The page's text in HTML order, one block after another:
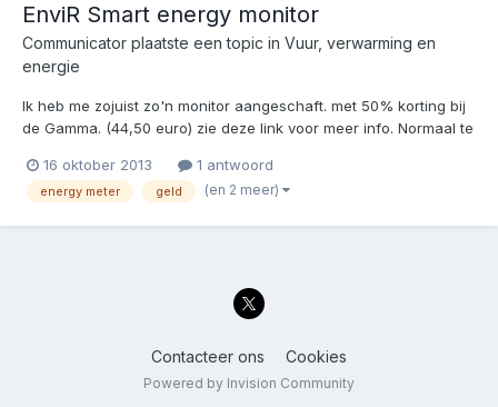
EnviR Smart energy monitor
Communicator plaatste een topic in Vuur, verwarming en
energie
Ik heb me zojuist zo'n monitor aangeschaft. met 50% korting bij
de Gamma. (44,50 euro) zie deze link voor meer info. Normaal te
we gaan schrikken....
16 oktober 2013 1 antwoord
energy meter geld (en 2 meer)
Contacteer ons Cookies
Powered by Invision Community